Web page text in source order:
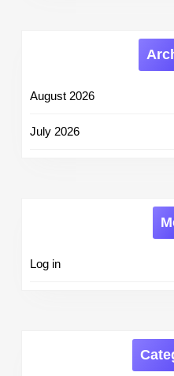
August 2026
July 2026
Log in